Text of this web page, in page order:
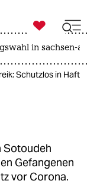

taz zahl ich
in sachsen-
Schutzlos in Haft
Sotoudeh
Gefangenen
vor Corona.